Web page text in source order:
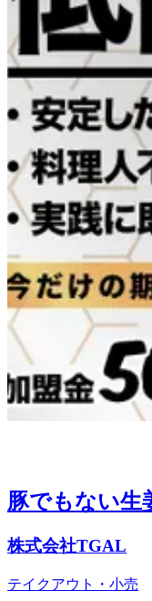
豚でもない生
株式会社TGAL
テイクアウト・小売